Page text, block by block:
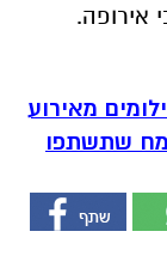
אירופה.
מאירוע
שתשתפו